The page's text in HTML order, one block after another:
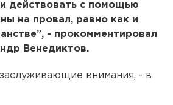
действовать с помощью
на провал, равно как и
- прокомментировал
Венедиктов.
внимания, - в